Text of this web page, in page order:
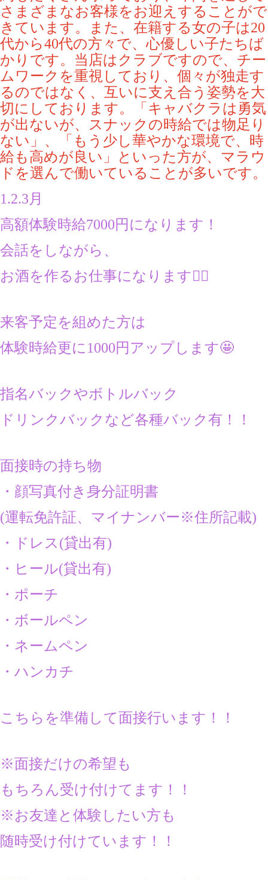
さまざまなお客様をお迎えすることがで
きています。また、在籍する女の子は20
代から40代の方々で、心優しい子たちば
かりです。当店はクラブですので、チー
ムワークを重視しており、個々が独走す
るのではなく、互いに支え合う姿勢を大
切にしております。「キャバクラは勇気
が出ないが、スナックの時給では物足り
ない」、「もう少し華やかな環境で、時
給も高めが良い」といった方が、マラウ
ドを選んで働いていることが多いです。
1.2.3月
高額体験時給7000円になります！
会話をしながら、
お酒を作るお仕事になります💁‍♀️
来客予定を組めた方は
体験時給更に1000円アップします🤩
指名バックやボトルバック
ドリンクバックなど各種バック有！！
面接時の持ち物
・顔写真付き身分証明書
(運転免許証、マイナンバー※住所記載)
・ドレス(貸出有)
・ヒール(貸出有)
・ポーチ
・ボールペン
・ネームペン
・ハンカチ
こちらを準備して面接行います！！
※面接だけの希望も
もちろん受け付けてます！！
※お友達と体験したい方も
随時受け付けています！！